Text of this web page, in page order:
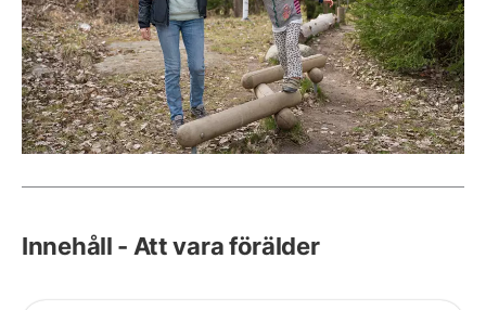
Innehåll - Att vara förälder